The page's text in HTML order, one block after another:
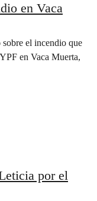
en Vaca
el incendio que
en Vaca Muerta,
por el